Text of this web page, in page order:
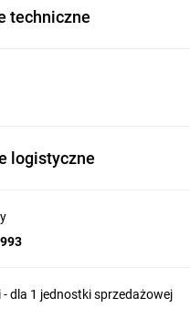
techniczne
logistyczne
- dla 1 jednostki sprzedażowej